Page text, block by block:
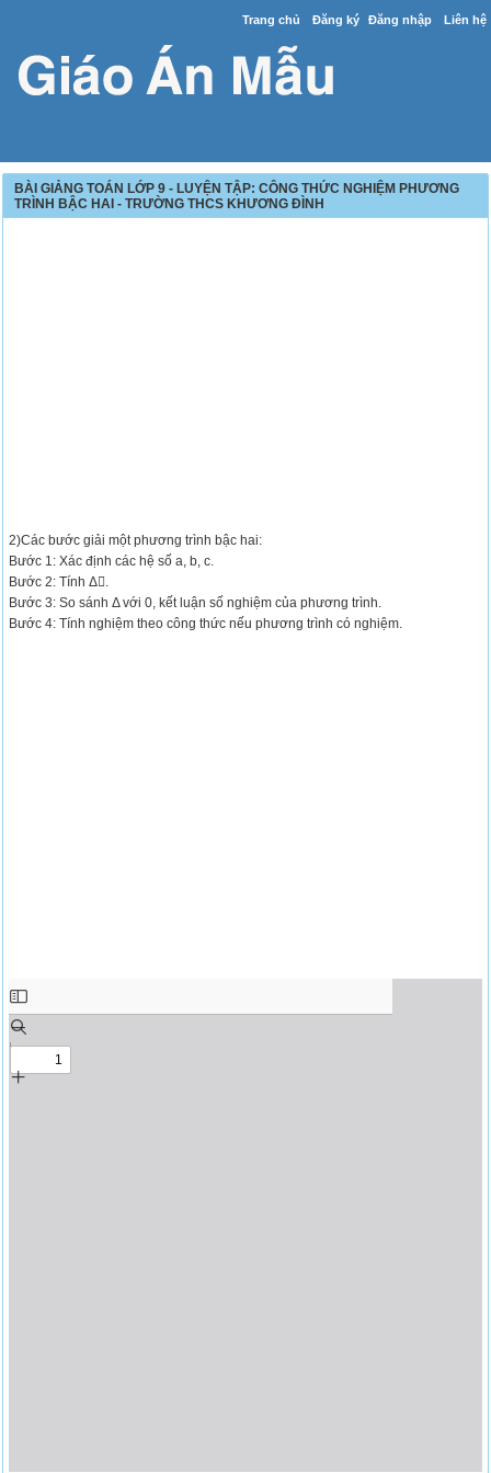
Trang chủ Đăng ký Đăng nhập Liên hệ
BÀI GIẢNG TOÁN LỚP 9 - LUYỆN TẬP: CÔNG THỨC NGHIỆM PHƯƠNG
TRÌNH BẬC HAI - TRƯỜNG THCS KHƯƠNG ĐÌNH
2)Các bước giải một phương trình bậc hai:
Bước 1: Xác định các hệ số a, b, c.
Bước 2: Tính Δ.
Bước 3: So sánh Δ với 0, kết luận số nghiệm của phương trình.
Bước 4: Tính nghiệm theo công thức nếu phương trình có nghiệm.